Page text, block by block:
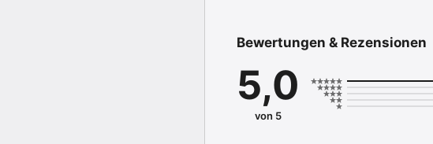
Bewertungen & Rezensionen
5,0
von 5